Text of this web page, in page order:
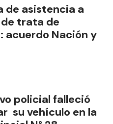
de asistencia a
trata de
acuerdo Nación y
policial falleció
su vehículo en la